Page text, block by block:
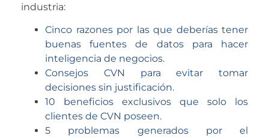
industria:
Cinco razones por las que deberías tener
buenas fuentes de datos para hacer
inteligencia de negocios.
Consejos CVN para evitar tomar
decisiones sin justificación.
10 beneficios exclusivos que solo los
clientes de CVN poseen.
5 problemas generados por el